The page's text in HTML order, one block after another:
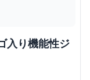
入り機能性ジ